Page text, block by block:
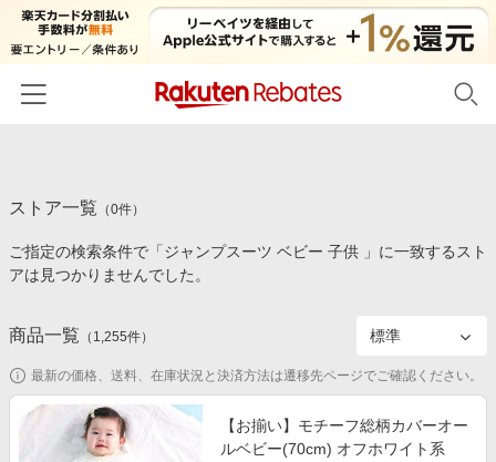
カテゴリー一覧
百貨店・総合ECモール
食品・スイーツ・お酒
コスメ・健康・医薬品
キッズ・ベビー用品
イベント一覧
初回購入者限定特典
対象ストア新規限定特典
新着ストアのご紹介
電子書籍特集
楽天IDでログイン/会員登録
ストア一覧 （0件）
ご指定の検索条件で「ジャンプスーツ ベビー 子供 」に一致するスト
アは見つかりませんでした。
商品一覧 （ 1,255件）
最新の価格、送料、在庫状況と決済方法は遷移先ページでご確認ください。
【お揃い】モチーフ総柄カバーオー
ルベビー(70cm) オフホワイト系